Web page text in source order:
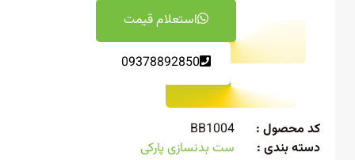
استعلام قیمت
09378892850
محصول :
BB1004
بندی :
ست بدنسازی پارکی